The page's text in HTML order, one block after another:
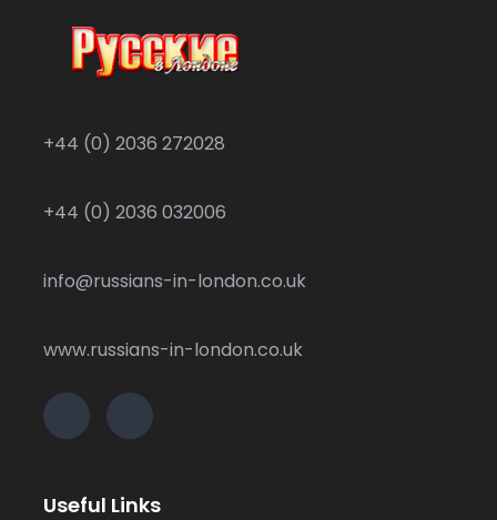
+44 (0) 2036 272028
+44 (0) 2036 032006
info@russians-in-london.co.uk
www.russians-in-london.co.uk
Useful Links